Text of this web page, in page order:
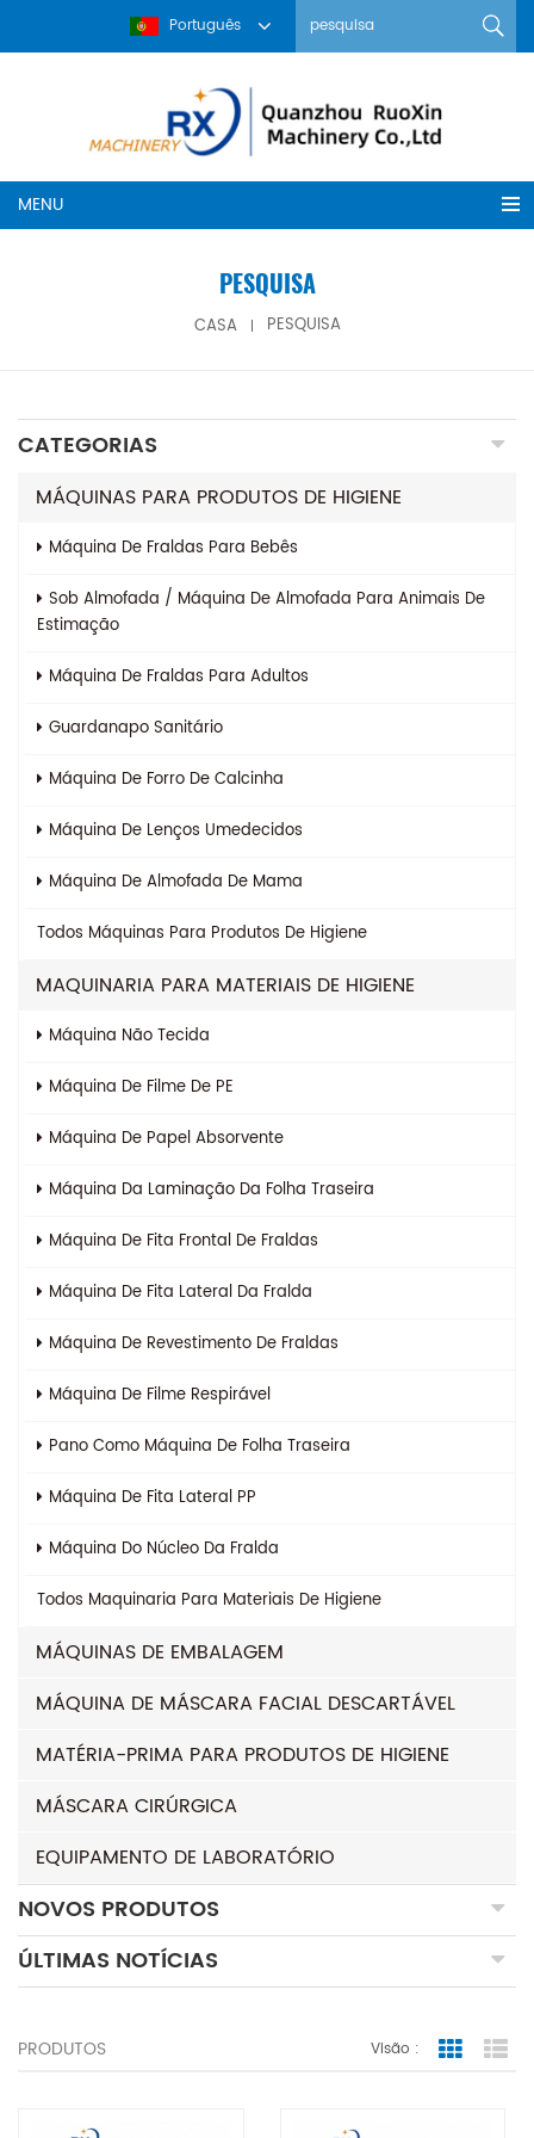
Português
MENU
PESQUISA
CASA PESQUISA
CATEGORIAS
MÁQUINAS PARA PRODUTOS DE HIGIENE
Máquina De Fraldas Para Bebês
Sob Almofada / Máquina De Almofada Para Animais De
Estimação
Máquina De Fraldas Para Adultos
Guardanapo Sanitário
Máquina De Forro De Calcinha
Máquina De Lenços Umedecidos
Máquina De Almofada De Mama
Todos Máquinas Para Produtos De Higiene
MAQUINARIA PARA MATERIAIS DE HIGIENE
Máquina Não Tecida
Máquina De Filme De PE
Máquina De Papel Absorvente
Máquina Da Laminação Da Folha Traseira
Máquina De Fita Frontal De Fraldas
Máquina De Fita Lateral Da Fralda
Máquina De Revestimento De Fraldas
Máquina De Filme Respirável
Pano Como Máquina De Folha Traseira
Máquina De Fita Lateral PP
Máquina Do Núcleo Da Fralda
Todos Maquinaria Para Materiais De Higiene
MÁQUINAS DE EMBALAGEM
MÁQUINA DE MÁSCARA FACIAL DESCARTÁVEL
MATÉRIA-PRIMA PARA PRODUTOS DE HIGIENE
MÁSCARA CIRÚRGICA
EQUIPAMENTO DE LABORATÓRIO
NOVOS PRODUTOS
ÚLTIMAS NOTÍCIAS
PRODUTOS Visão : Grid View